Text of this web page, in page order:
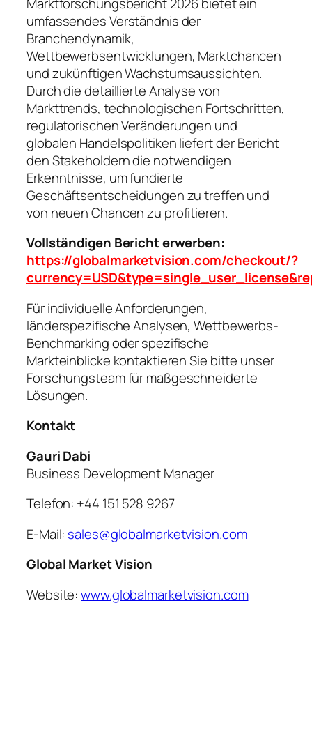
umfassendes Verständnis der
Branchendynamik,
Wettbewerbsentwicklungen, Marktchancen
und zukünftigen Wachstumsaussichten.
Durch die detaillierte Analyse von
Markttrends, technologischen Fortschritten,
regulatorischen Veränderungen und
globalen Handelspolitiken liefert der Bericht
den Stakeholdern die notwendigen
Erkenntnisse, um fundierte
Geschäftsentscheidungen zu treffen und
von neuen Chancen zu profitieren.
Vollständigen Bericht erwerben:
https://globalmarketvision.com/checkout/?
Für individuelle Anforderungen,
länderspezifische Analysen, Wettbewerbs-
Benchmarking oder spezifische
Markteinblicke kontaktieren Sie bitte unser
Forschungsteam für maßgeschneiderte
Lösungen.
Kontakt
Gauri Dabi
Business Development Manager
Telefon: +44 151 528 9267
E-Mail: sales@globalmarketvision.com
Global Market Vision
Website:www.globalmarketvision.com